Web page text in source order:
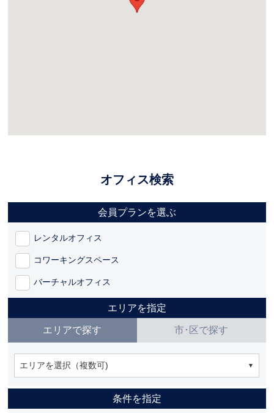
オフィス検索
会員プランを選ぶ
レンタルオフィス
コワーキングスペース
バーチャルオフィス
エリアを指定
エリアで探す 市･区で探す
エリアを選択（複数可)
条件を指定